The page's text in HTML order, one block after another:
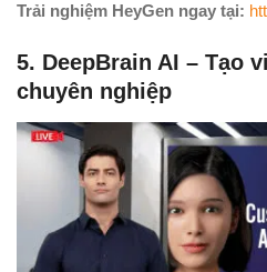
Trải nghiệm HeyGen ngay tại:
5. DeepBrain AI – Tạo
chuyên nghiệp